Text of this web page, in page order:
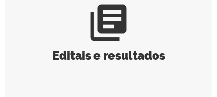
library_books
Editais e resultados